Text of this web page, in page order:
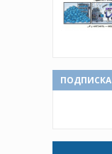
ПОДПИСКА